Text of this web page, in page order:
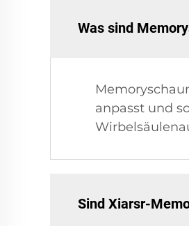
Was sind
anpasst und
Sind Xiarsr-